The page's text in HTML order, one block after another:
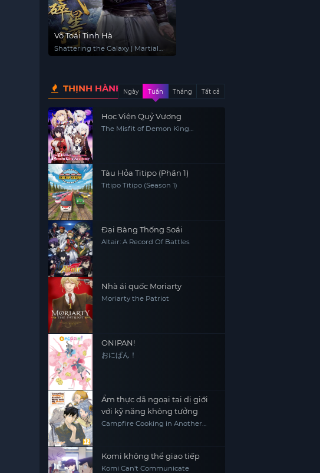
Võ Toái Tinh Hà
Shattering the Galaxy | Martial
THỊNH HÀNHNgày Tuần Tháng Tất cả
Học Viện Quỷ Vương
The Misfit of Demon King
Tàu Hỏa Titipo (Phần 1)
Titipo Titipo (Season 1)
Đại Bàng Thống Soái
Altair: A Record Of Battles
Nhà ái quốc Moriarty
Moriarty the Patriot
ONIPAN!
おにぱん！
Ẩm thực dã ngoại tại dị giới
với kỹ năng không tưởng
Campfire Cooking in Another
Komi không thể giao tiếp
Komi Can't Communicate